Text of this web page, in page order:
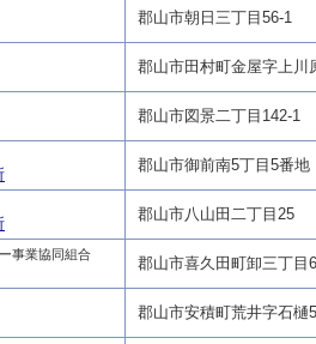
郡山市朝日三丁目56-1
郡山市田村町金屋字上川
郡山市図景二丁目142-1
郡山市御前南5丁目5番地
郡山市八山田二丁目25
事業協同組合 郡山市喜久田町卸三丁目6
郡山市安積町荒井字石樋